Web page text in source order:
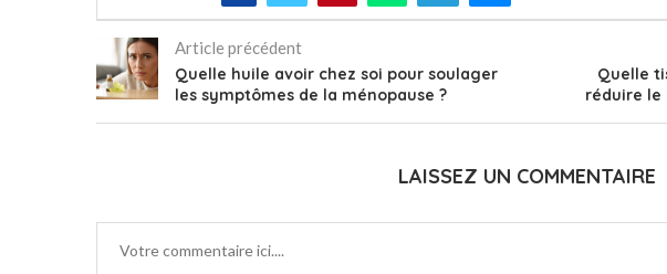
Article précédent
Quelle huile avoir chez soi pour soulager
les symptômes de la ménopause ?
Quelle
réduire le
LAISSEZ UN COMMENTAIRE